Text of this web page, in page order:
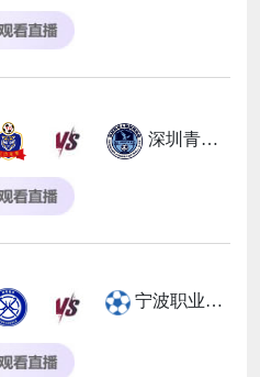
深圳青年人
宁波职业足球俱乐部